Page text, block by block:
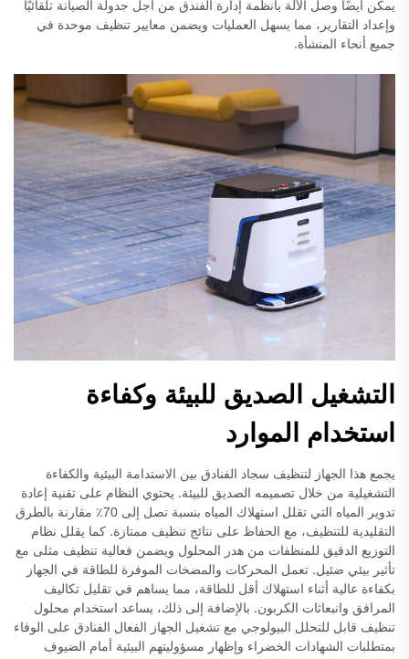
يمكن أيضًا وصل الآلة بأنظمة إدارة الفندق من أجل جدولة الصيانة تلقائيًا
وإعداد التقارير، مما يسهل العمليات ويضمن معايير تنظيف موحدة في
جميع أنحاء المنشأة.
التشغيل الصديق للبيئة وكفاءة
استخدام الموارد
يجمع هذا الجهاز لتنظيف سجاد الفنادق بين الاستدامة البيئية والكفاءة
التشغيلية من خلال تصميمه الصديق للبيئة. يحتوي النظام على تقنية إعادة
تدوير المياه التي تقلل استهلاك المياه بنسبة تصل إلى 70٪ مقارنة بالطرق
التقليدية للتنظيف، مع الحفاظ على نتائج تنظيف ممتازة. كما يقلل نظام
التوزيع الدقيق للمنظفات من هدر المحلول ويضمن فعالية تنظيف مثلى مع
تأثير بيئي ضئيل. تعمل المحركات والمضخات الموفرة للطاقة في الجهاز
بكفاءة عالية أثناء استهلاك أقل للطاقة، مما يساهم في تقليل تكاليف
المرافق وانبعاثات الكربون. بالإضافة إلى ذلك، يساعد استخدام محلول
تنظيف قابل للتحلل البيولوجي مع تشغيل الجهاز الفعال الفنادق على الوفاء
بمتطلبات الشهادات الخضراء وإظهار مسؤوليتهم البيئية أمام الضيوف